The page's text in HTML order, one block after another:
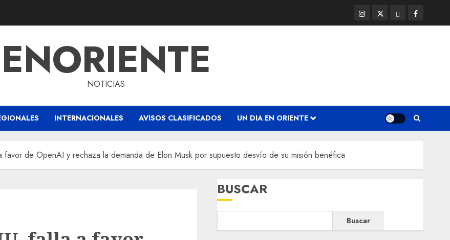
Instagram
@EnOriente
Twitter
(X)
ThreadsFacebook
ENORIENTE
NOTICIAS
INTERNACIONALES AVISOS CLASIFICADOS UN DIA EN ORIENTE
favor de OpenAI y rechaza la demanda de Elon Musk por supuesto desvío de su misión benéfica
BUSCAR
Buscar